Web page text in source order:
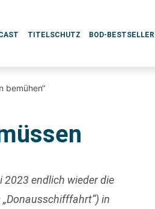
TITELSCHUTZ BOD-BESTSELLER
bemühen“
endlich wieder die
in